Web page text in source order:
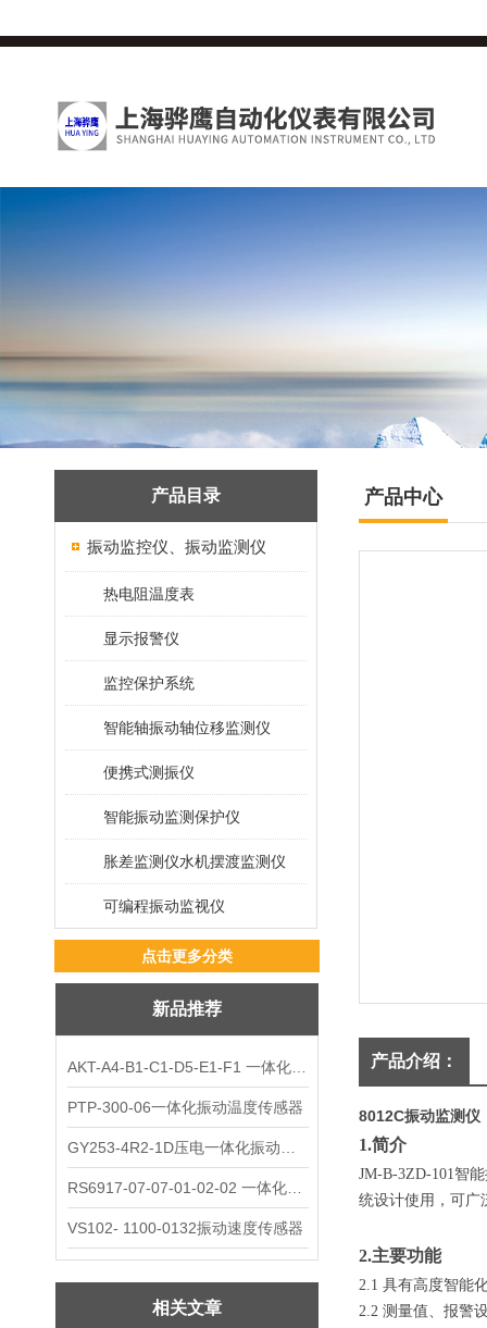
产品目录
振动监控仪、振动监测仪
热电阻温度表
显示报警仪
监控保护系统
智能轴振动轴位移监测仪
便携式测振仪
智能振动监测保护仪
胀差监测仪水机摆渡监测仪
可编程振动监视仪
点击更多分类
新品推荐
PTP-300-06一体化振动温度传感器
VS102- 1100-0132振动速度传感器
相关文章
产品中心
产品介绍：
8012C振动监测仪
1.简介
JM-B-3ZD-101智
统设计使用，可广
2.主要功能
2.1 具有高度智能
2.2 测量值、报警